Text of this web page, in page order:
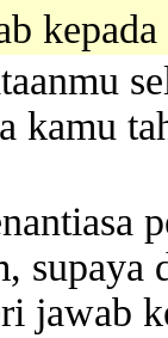
kamu
supaya
jawab